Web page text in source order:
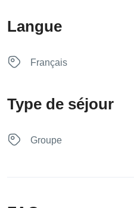
Langue
Français
Type de séjour
Groupe